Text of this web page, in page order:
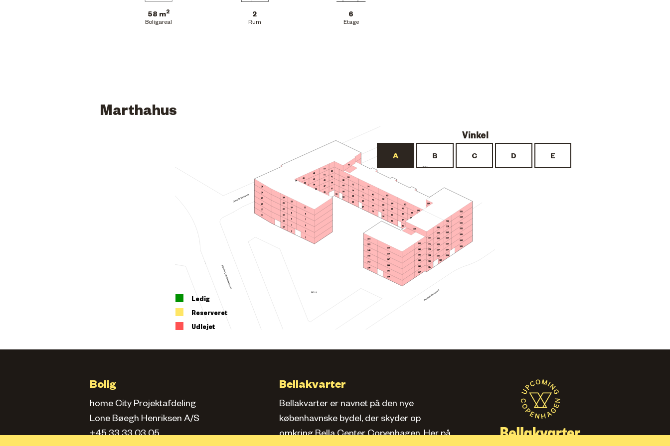
58 m2
Boligareal
2
Rum
6
Etage
Marthahus
BF18
BF22
154
151
148
145
142
139
11
9
7
5
3
1
12
10
8
6
4
2
28
25
22
19
16
13
29
26
23
20
17
14
63
61
59
57
55
53
51
49
47
45
42
40
38
36
41
39
30
153
150
147
144
141
138
152
149
146
143
140
137
134
136
132
130
128
126
124
133
135
131
129
127
125
123
119
122
116
113
110
107
104
118
121
120
115
112
109
106
103
72
64
65
74
83
92
101
70
68
66
62
60
58
56
73
71
69
67
81
79
77
75
82
80
78
76
90
88
86
84
91
89 99
97
87
85
Ledig
Reserveret
Udlejet
Bolig
home City Projektafdeling
Lone Bøegh Henriksen A/S
+45 33 33 03 05
Bellakvarter
Bellakvarter er navnet på den nye
københavnske bydel, der skyder op
omkring Bella Center Copenhagen. Her på